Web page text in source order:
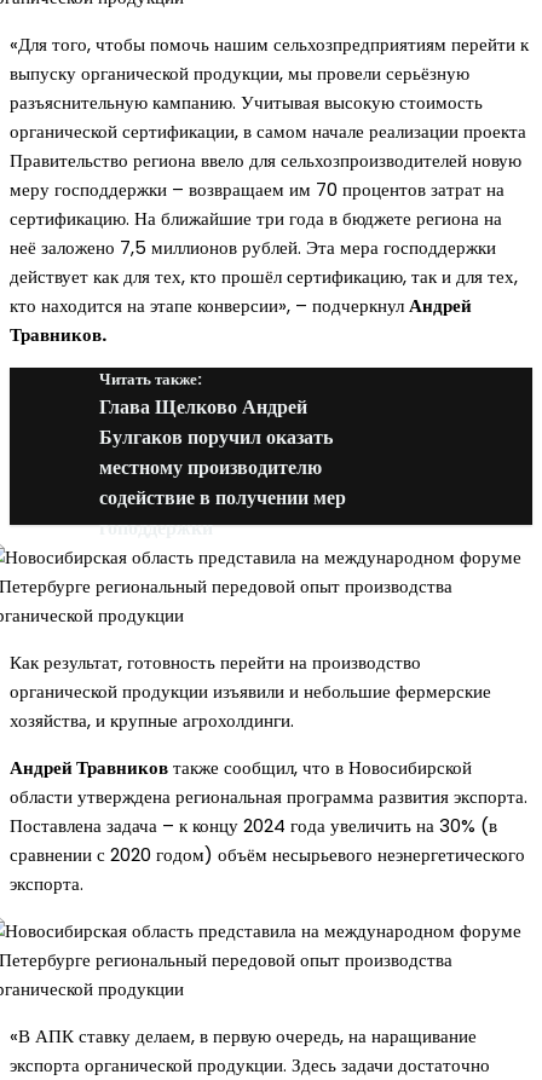
«Для того, чтобы помочь нашим сельхозпредприятиям перейти к
выпуску органической продукции, мы провели серьёзную
разъяснительную кампанию. Учитывая высокую стоимость
органической сертификации, в самом начале реализации проекта
Правительство региона ввело для сельхозпроизводителей новую
меру господдержки – возвращаем им 70 процентов затрат на
сертификацию. На ближайшие три года в бюджете региона на
неё заложено 7,5 миллионов рублей. Эта мера господдержки
действует как для тех, кто прошёл сертификацию, так и для тех,
кто находится на этапе конверсии», – подчеркнулАндрей
Травников.
Читать также:
Глава Щелково Андрей
Булгаков поручил оказать
местному производителю
содействие в получении мер
гоподдержки
Как результат, готовность перейти на производство
органической продукции изъявили и небольшие фермерские
хозяйства, и крупные агрохолдинги.
Андрей Травниковтакже сообщил, что в Новосибирской
области утверждена региональная программа развития экспорта.
Поставлена задача – к концу 2024 года увеличить на 30% (в
сравнении с 2020 годом) объём несырьевого неэнергетического
экспорта.
«В АПК ставку делаем, в первую очередь, на наращивание
экспорта органической продукции. Здесь задачи достаточно